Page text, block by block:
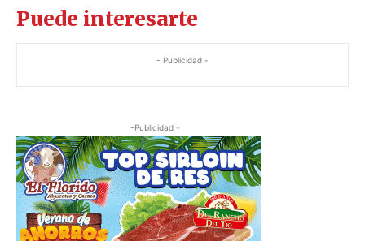
Puede interesarte
- Publicidad -
-Publicidad -